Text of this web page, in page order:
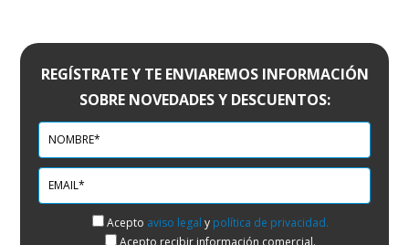
REGÍSTRATE Y TE ENVIAREMOS INFORMACIÓN
SOBRE NOVEDADES Y DESCUENTOS:
Acepto aviso legal y política de privacidad.